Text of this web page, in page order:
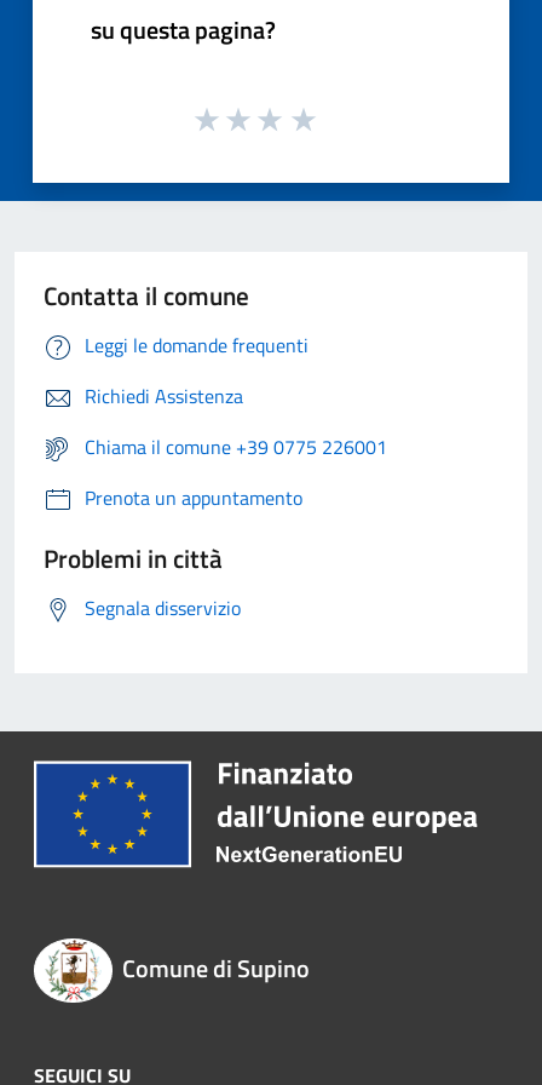
su questa pagina?
Contatta il comune
Leggi le domande frequenti
Richiedi Assistenza
Chiama il comune +39 0775 226001
Prenota un appuntamento
Problemi in città
Segnala disservizio
Comune di Supino
SEGUICI SU